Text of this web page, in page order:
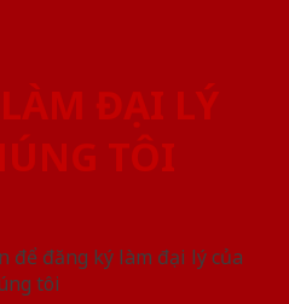
ĐẠI LÝ
TÔI
để đăng ký làm đại lý của
tôi